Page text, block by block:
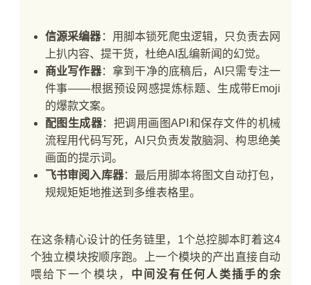
信源采编器：用脚本锁死爬虫逻辑，只负责去网
上扒内容、提干货，杜绝AI乱编新闻的幻觉。
商业写作器：拿到干净的底稿后，AI只需专注一
件事——根据预设网感提炼标题、生成带Emoji
的爆款文案。
配图生成器：把调用画图API和保存文件的机械
流程用代码写死，AI只负责发散脑洞、构思绝美
画面的提示词。
飞书审阅入库器：最后用脚本将图文自动打包，
规规矩矩地推送到多维表格里。
在这条精心设计的任务链里，1个总控脚本盯着这4
个独立模块按顺序跑。上一个模块的产出直接自动
喂给下一个模块， 中间没有任何人类插手的余